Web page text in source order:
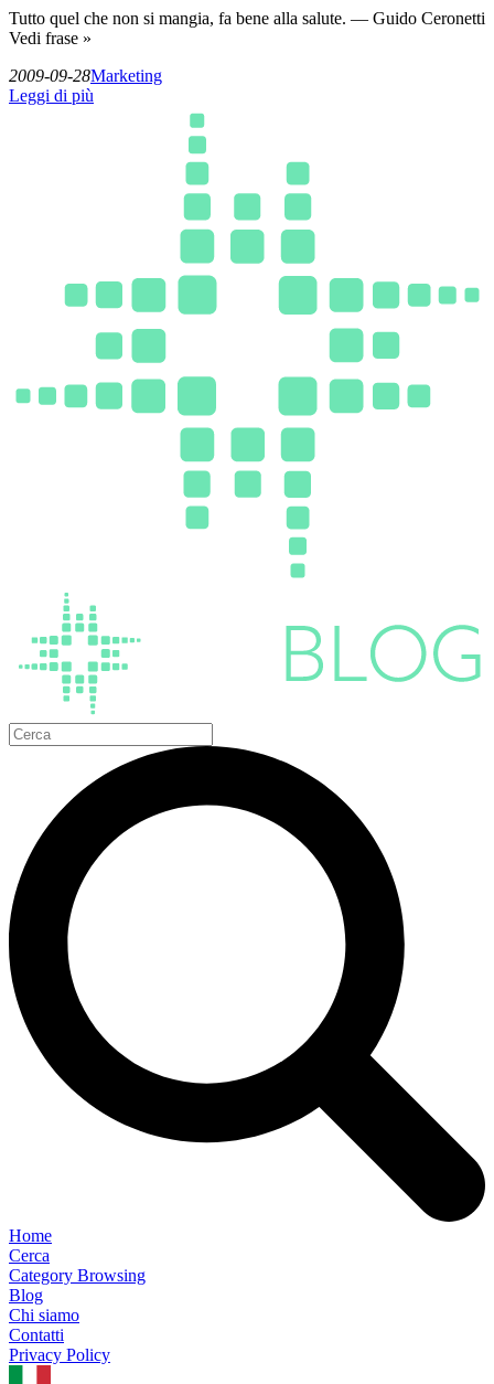
Tutto quel che non si mangia, fa bene alla salute. — Guido Ceronetti
Vedi frase »
2009-09-28Marketing
Leggi di più
Home
Cerca
Category Browsing
Blog
Chi siamo
Contatti
Privacy Policy